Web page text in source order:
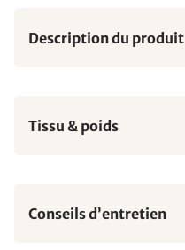
Description du produit
Tissu & poids
Conseils d’entretien